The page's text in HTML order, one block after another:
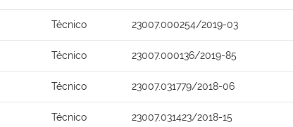
Técnico 23007.000254/2019-03
Técnico 23007.000136/2019-85
Técnico 23007.031779/2018-06
Técnico 23007.031423/2018-15